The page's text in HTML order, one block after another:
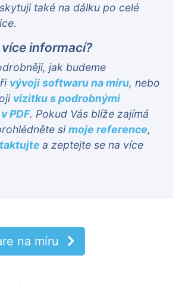
také na dálku po celé
informací?
jak budeme
vývoji softwaru na míru, nebo
vizitku s podrobnými
PDF. Pokud Vás blíže zajímá
simoje reference,
a zeptejte se na více
na míru